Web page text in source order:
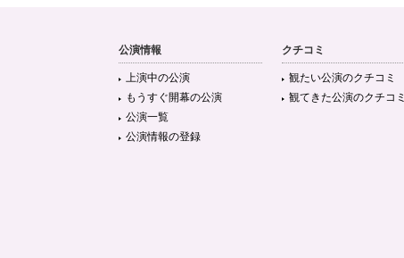
公演情報
上演中の公演
もうすぐ開幕の公演
公演一覧
公演情報の登録
クチコミ
観たい公演のクチコミ
観てきた公演のクチコミ